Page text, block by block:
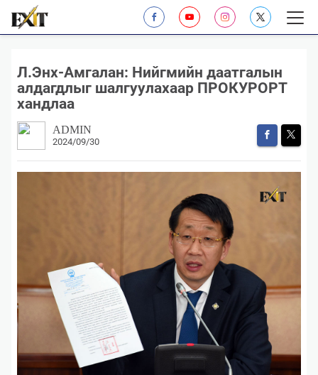
​Л.Энх-Амгалан: Нийгмийн даатгалын
алдагдлыг шалгуулахаар ПРОКУРОРТ
хандлаа
ADMIN
2024/09/30